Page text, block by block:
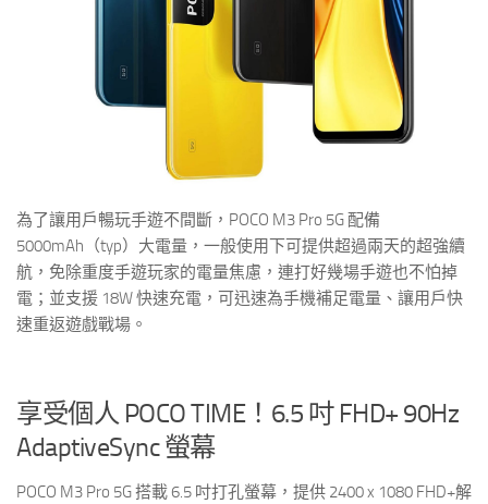
為了讓用戶暢玩手遊不間斷，POCO M3 Pro 5G 配備
5000mAh（typ）大電量，一般使用下可提供超過兩天的超強續
航，免除重度手遊玩家的電量焦慮，連打好幾場手遊也不怕掉
電；並支援 18W 快速充電，可迅速為手機補足電量、讓用戶快
速重返遊戲戰場。
享受個人 POCO TIME！6.5 吋 FHD+ 90Hz
AdaptiveSync 螢幕
POCO M3 Pro 5G 搭載 6.5 吋打孔螢幕，提供 2400 x 1080 FHD+解